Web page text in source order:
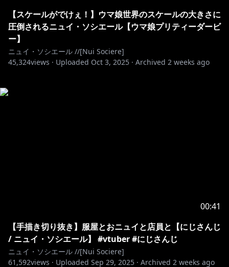
【スケールがでけぇ！】ウマ娘世界のスケールの大きさに
圧倒されるニュイ・ソシエール【ウマ娘プリティーダービ
ー】
ニュイ・ソシエール //[Nui Sociere]
45,324views · Uploaded Oct 3, 2025 · Archived 2 weeks ago
00:41
【手描き切り抜き】服屋とおニュイと店員と【にじさんじ
/ ニュイ・ソシエール】 #vtuber #にじさんじ
ニュイ・ソシエール //[Nui Sociere]
61,592views · Uploaded Sep 29, 2025 · Archived 2 weeks ago